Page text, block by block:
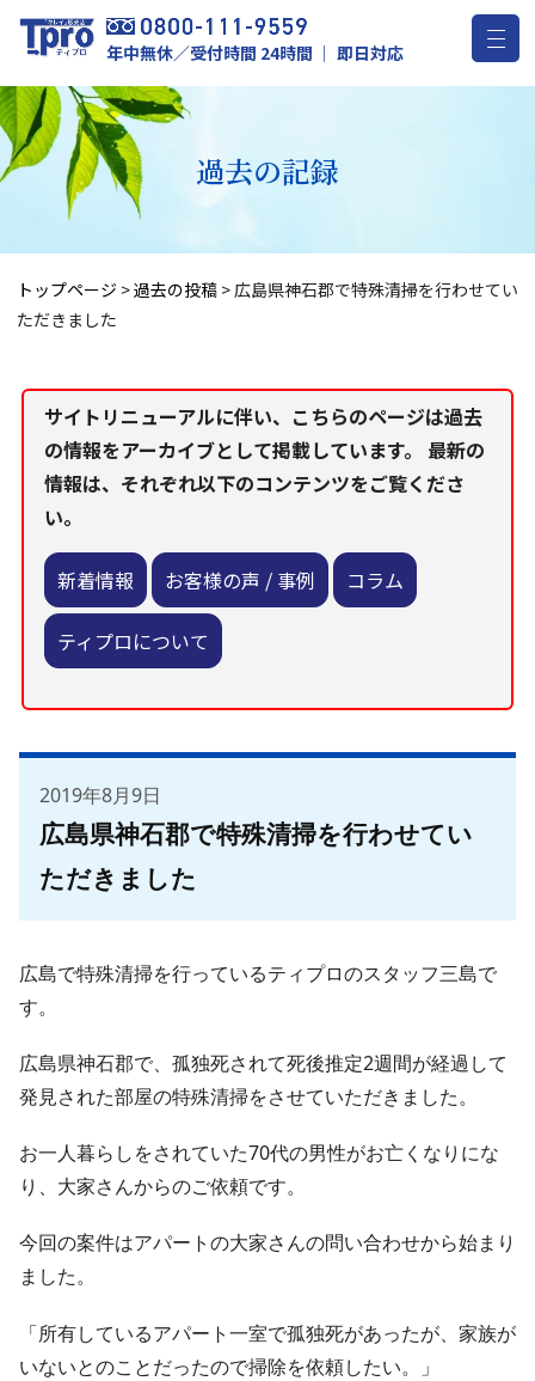
年中無休／受付時間 24時間 ｜ 即日対応
過去の記録
トップページ >過去の投稿 >広島県神石郡で特殊清掃を行わせてい
ただきました
サイトリニューアルに伴い、こちらのページは過去
の情報をアーカイブとして掲載しています。 最新の
情報は、それぞれ以下のコンテンツをご覧くださ
い。
新着情報 お客様の声 / 事例 コラム
ティプロについて
2019年8月9日
広島県神石郡で特殊清掃を行わせてい
ただきました
広島で特殊清掃を行っているティプロのスタッフ三島で
す。
広島県神石郡で、孤独死されて死後推定2週間が経過して
発見された部屋の特殊清掃をさせていただきました。
お一人暮らしをされていた70代の男性がお亡くなりにな
り、大家さんからのご依頼です。
今回の案件はアパートの大家さんの問い合わせから始まり
ました。
「所有しているアパート一室で孤独死があったが、家族が
いないとのことだったので掃除を依頼したい。」